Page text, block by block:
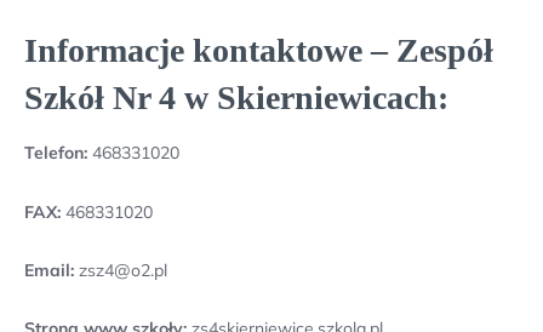
Informacje kontaktowe – Zespół
Szkół Nr 4 w Skierniewicach:
Telefon: 468331020
FAX: 468331020
Email: zsz4@o2.pl